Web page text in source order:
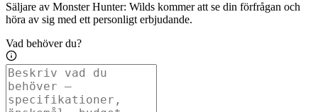
Säljare av Monster Hunter: Wilds kommer att se din förfrågan och
höra av sig med ett personligt erbjudande.
Vad behöver du?